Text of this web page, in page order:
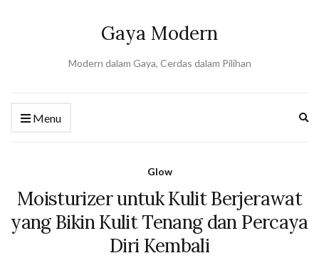
Gaya Modern
Modern dalam Gaya, Cerdas dalam Pilihan
Menu
Glow
Moisturizer untuk Kulit Berjerawat
yang Bikin Kulit Tenang dan Percaya
Diri Kembali